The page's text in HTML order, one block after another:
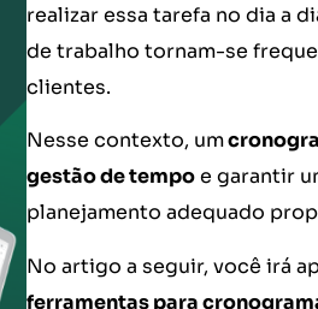
realizar essa tarefa no dia a
de trabalho tornam-se
clientes.
Nesse contexto, um
gestão de tempoe garantir
planejamento adequado
No artigo a seguir, você irá
ferramentas para